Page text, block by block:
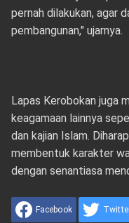
pernah dilakukan, agar
pembangunan," ujarnya.
Lapas Kerobokan juga
keagamaan lainnya
dan kajian Islam.
membentuk karakter
dengan senantiasa
Facebook